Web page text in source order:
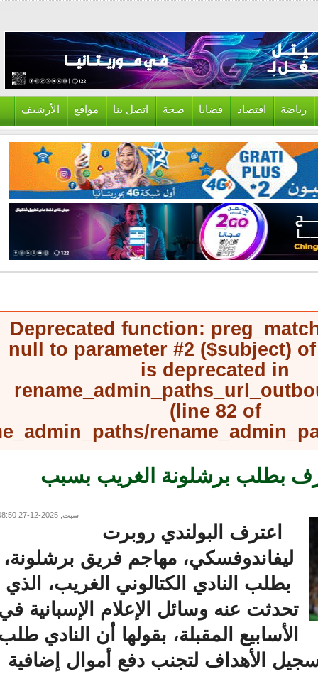
اقتصاد قضايا صحة اتصل بنا مواقع الأرشيف
Deprecated function:
null to parameter #2 ($subject)
is deprecated in
(line82of
بطلب برشلونة الغريب بسبب
سبت, 2025-12-27 08:50
اعترف البولندي روبرت
ليفاندوفسكي، مهاجم فريق برشلونة،
بطلب النادي الكتالوني الغريب، الذي
تحدثت عنه وسائل الإعلام الإسبانية في
الأسابيع المقبلة، بقولها أن النادي طلب
الأهداف لتجنب دفع أموال إضافية